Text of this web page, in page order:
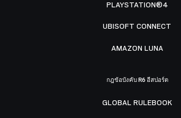
PLAYSTATION®4
UBISOFT CONNECT
AMAZON LUNA
กฎข้อบังคับ R6 อีสปอร์ต
GLOBAL RULEBOOK